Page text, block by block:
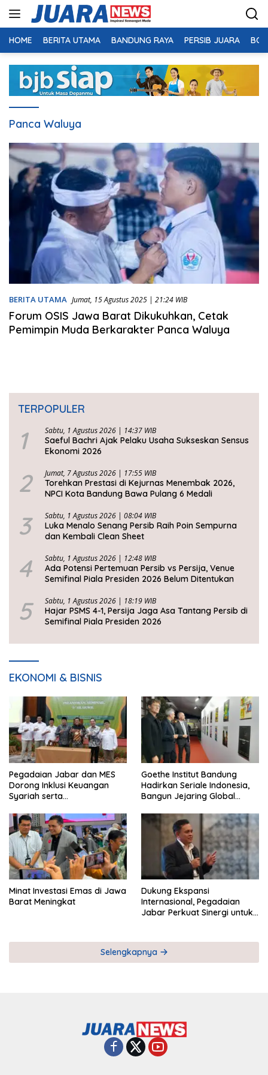
HOME BERITA UTAMA BANDUNG RAYA PERSIB JUARA
Panca Waluya
BERITA UTAMA Jumat, 15 Agustus 2025 | 21:24 WIB
Forum OSIS Jawa Barat Dikukuhkan, Cetak
Pemimpin Muda Berkarakter Panca Waluya
TERPOPULER
1 Sabtu, 1 Agustus 2026 | 14:37 WIB
Saeful Bachri Ajak Pelaku Usaha Sukseskan Sensus
Ekonomi 2026
2 Jumat, 7 Agustus 2026 | 17:55 WIB
Torehkan Prestasi di Kejurnas Menembak 2026,
NPCI Kota Bandung Bawa Pulang 6 Medali
3 Sabtu, 1 Agustus 2026 | 08:04 WIB
Luka Menalo Senang Persib Raih Poin Sempurna
dan Kembali Clean Sheet
4 Sabtu, 1 Agustus 2026 | 12:48 WIB
Ada Potensi Pertemuan Persib vs Persija, Venue
Semifinal Piala Presiden 2026 Belum Ditentukan
5 Sabtu, 1 Agustus 2026 | 18:19 WIB
Hajar PSMS 4-1, Persija Jaga Asa Tantang Persib di
Semifinal Piala Presiden 2026
EKONOMI & BISNIS
Pegadaian Jabar dan MES
Dorong Inklusi Keuangan
Syariah serta
Goethe Institut Bandung
Hadirkan Seriale Indonesia,
Bangun Jejaring Global
Minat Investasi Emas di Jawa
Barat Meningkat
Dukung Ekspansi
Internasional, Pegadaian
Jabar Perkuat Sinergi untuk
Selengkapnya